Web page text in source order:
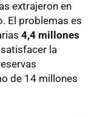
extrajeron en
El problemas es
4,4 millones
la
de 14 millones